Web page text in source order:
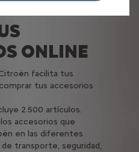
ONLINE
facilita tus
tus accesorios
2.500 artículos.
accesorios que
en las diferentes
transporte, seguridad,